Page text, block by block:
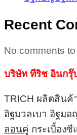
Recent
No comments
บริษัท ทีริช อินกรุ๊
TRICH ผลิตสินค้
อิฐมวลเบา อิฐมอ
ลอนคู่ กระเบื้อง